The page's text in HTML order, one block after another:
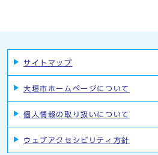
サイトマップ
大垣市ホームページについて
個人情報の取り扱いについて
ウェブアクセシビリティ方針